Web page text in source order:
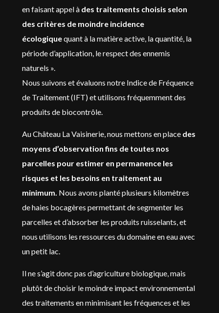
en faisant appel à des traitements choisis selon
des critères de moindre incidence
écologiquequant à la matière active, la quantité, la
période d’application, le respect des ennemis
naturels ».
Nous suivons et évaluons notre Indice de Fréquence
de Traitement (IFT) et utilisons fréquemment des
produits de biocontrôle.
Au Château La Vaisinerie, nous mettons en place des
moyens d’observation fins de toutes nos
parcelles pour estimer en permanence les
risques et les besoins en traitement au
minimum. Nous avons planté plusieurs kilomètres
de haies bocagères permettant de segmenter les
parcelles et d’absorber les produits ruisselants, et
nous utilisons les ressources du domaine en eau avec
un petit lac.
Il ne s’agit donc pas d’agriculture biologique, mais
plutôt de choisir le moindre impact environnemental
des traitements en minimisant les fréquences et les